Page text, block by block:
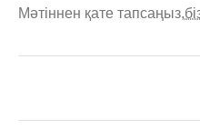
Мәтіннен қате тапсаңыз,